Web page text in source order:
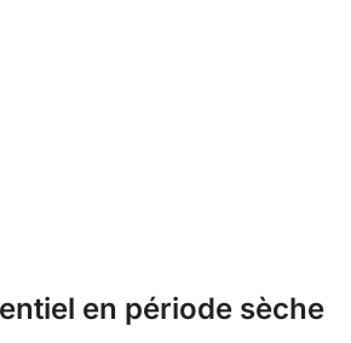
en période sèche